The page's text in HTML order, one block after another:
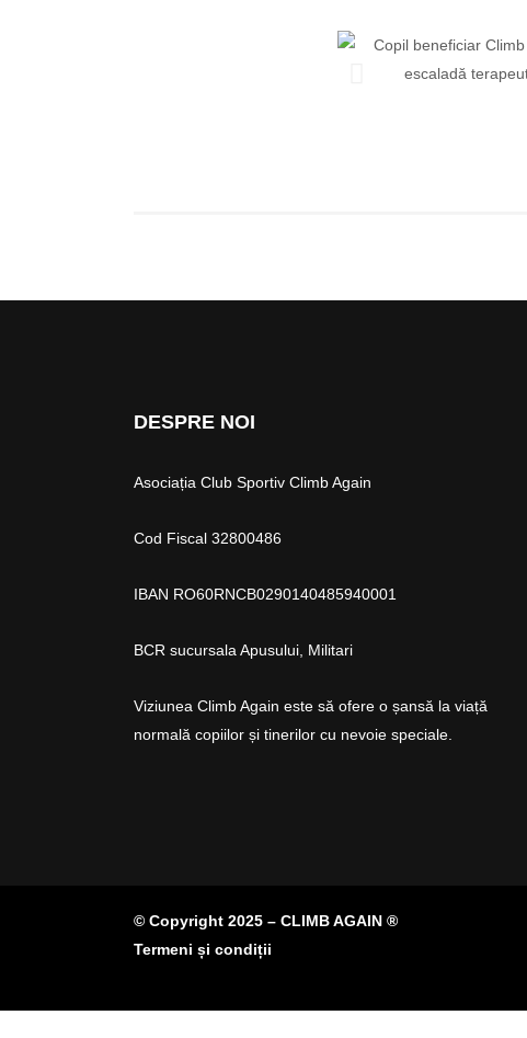
DESPRE NOI
Asociația Club Sportiv Climb Again
Cod Fiscal 32800486
IBAN RO60RNCB0290140485940001
BCR sucursala Apusului, Militari
Viziunea Climb Again este să ofere o șansă la viață
normală copiilor și tinerilor cu nevoie speciale.
© Copyright 2025 – CLIMB AGAIN ®
Termeni și condiții